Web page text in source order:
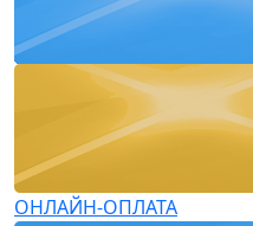
ОНЛАЙН-ОПЛАТА